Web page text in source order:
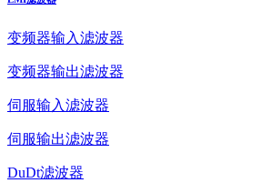
变频器输入滤波器
变频器输出滤波器
伺服输入滤波器
伺服输出滤波器
DuDt滤波器